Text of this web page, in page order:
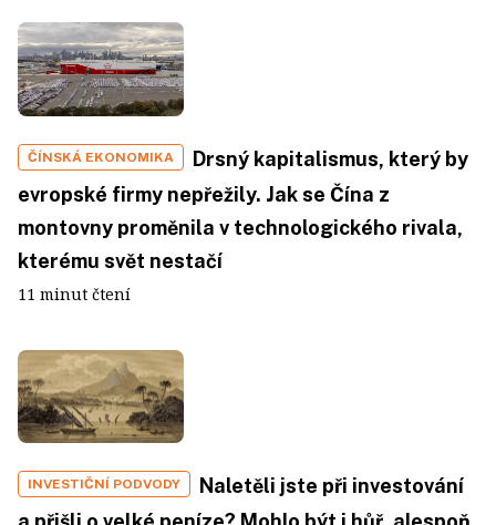
ČÍNSKÁ EKONOMIKA
Drsný kapitalismus, který by
evropské firmy nepřežily. Jak se Čína z
montovny proměnila v technologického rivala,
kterému svět nestačí
11 minut čtení
INVESTIČNÍ PODVODY
Naletěli jste při investování